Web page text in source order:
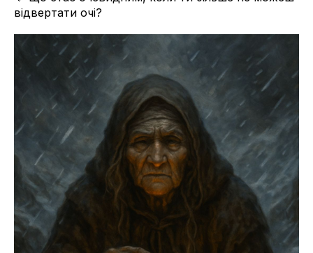
відвертати очі?